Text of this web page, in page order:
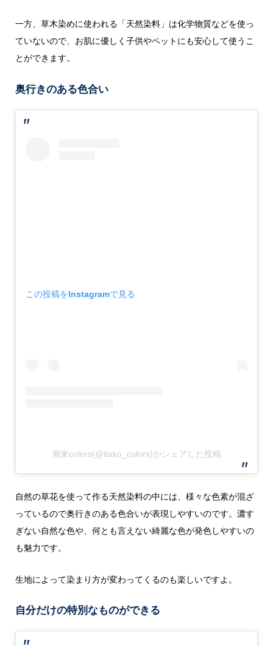
一方、草木染めに使われる「天然染料」は化学物質などを使っ
ていないので、お肌に優しく子供やペットにも安心して使うこ
とができます。
奥行きのある色合い
この投稿をInstagramで見る
潮来colors(@itako_colors)がシェアした投稿
自然の草花を使って作る天然染料の中には、様々な色素が混ざ
っているので奥行きのある色合いが表現しやすいのです。濃す
ぎない自然な色や、何とも言えない綺麗な色が発色しやすいの
も魅力です。
生地によって染まり方が変わってくるのも楽しいですよ。
自分だけの特別なものができる